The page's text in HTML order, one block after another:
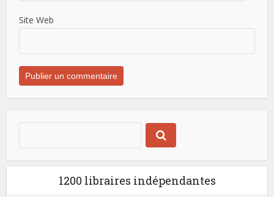
Site Web
1200 libraires indépendantes